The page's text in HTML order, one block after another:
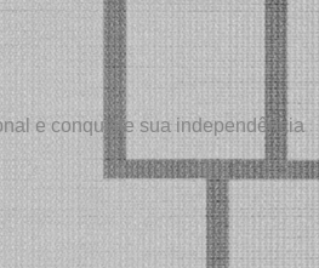
e conquiste sua independência